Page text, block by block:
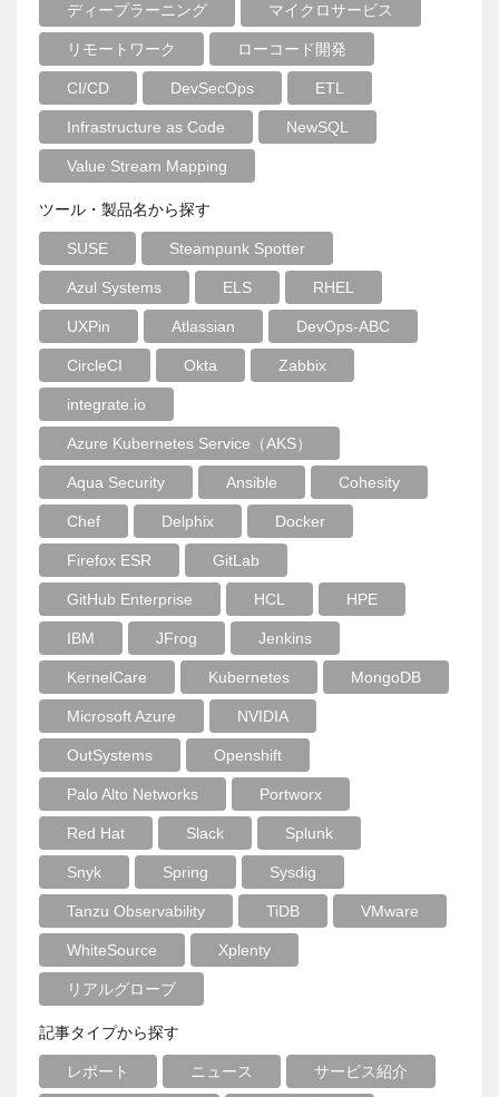
ディープラーニング マイクロサービス
リモートワーク ローコード開発
CI/CD DevSecOps ETL
Infrastructure as Code NewSQL
Value Stream Mapping
ツール・製品名から探す
SUSE Steampunk Spotter
Azul Systems ELS RHEL
UXPin Atlassian DevOps-ABC
CircleCI Okta Zabbix
integrate.io
Azure Kubernetes Service（AKS）
Aqua Security Ansible Cohesity
Chef Delphix Docker
Firefox ESR GitLab
GitHub Enterprise HCL HPE
IBM JFrog Jenkins
KernelCare Kubernetes MongoDB
Microsoft Azure NVIDIA
OutSystems Openshift
Palo Alto Networks Portworx
Red Hat Slack Splunk
Snyk Spring Sysdig
Tanzu Observability TiDB VMware
WhiteSource Xplenty
リアルグローブ
記事タイプから探す
レポート ニュース サービス紹介